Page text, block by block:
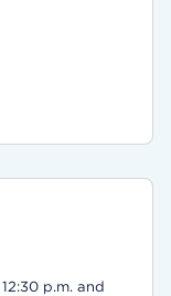
p.m. and